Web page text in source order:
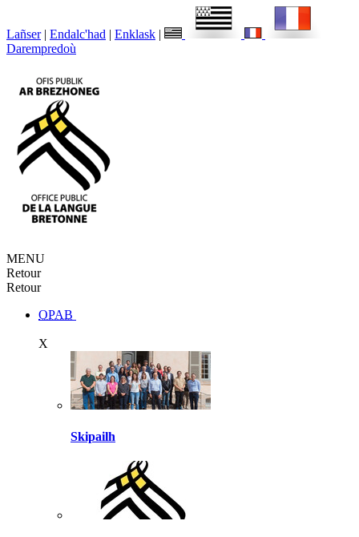
Lañser | Endalc'had | Enklask |
Darempredoù
MENU
Retour
Retour
OPAB
X
Skipailh